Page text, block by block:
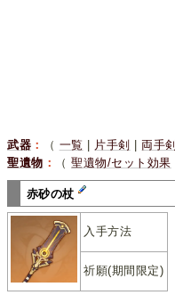
武器 ： （ 一覧 片手剣 |両手剣
聖遺物 ： （聖遺物/セット効果
赤砂の杖
入手方法
祈願(期間限定)